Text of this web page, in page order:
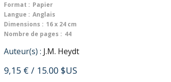
Format : Papier
Langue : Anglais
Dimensions : 16 x 24 cm
Nombre de pages : 44
Auteur(s) : J.M. Heydt
9,15 € / 15.00 $US